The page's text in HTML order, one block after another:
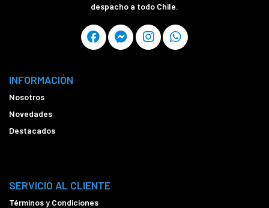
despacho a todo Chile.
INFORMACIÓN
Nosotros
Novedades
Destacados
SERVICIO AL CLIENTE
Términos y Condiciones